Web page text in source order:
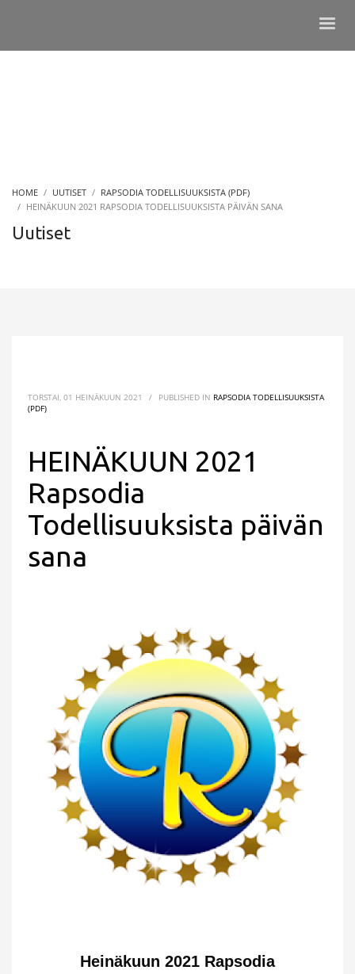
HOME UUTISET
RAPSODIA TODELLISUUKSISTA (PDF)
HEINÄKUUN 2021 RAPSODIA TODELLISUUKSISTA PÄIVÄN SANA
Uutiset
TORSTAI, 01 HEINÄKUUN 2021 / PUBLISHED IN RAPSODIA TODELLISUUKSISTA
(PDF)
HEINÄKUUN 2021
Rapsodia
Todellisuuksista päivän
sana
Heinäkuun 2021 Rapsodia